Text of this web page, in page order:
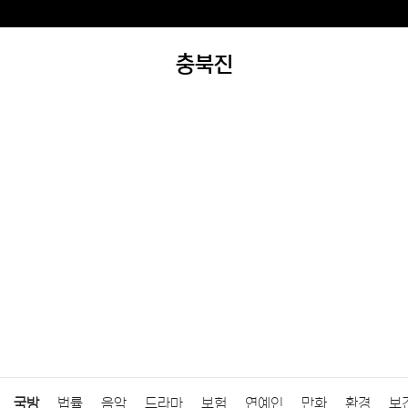
충북진
국방 법률 음악 드라마 보험 연예인 만화 환경 보